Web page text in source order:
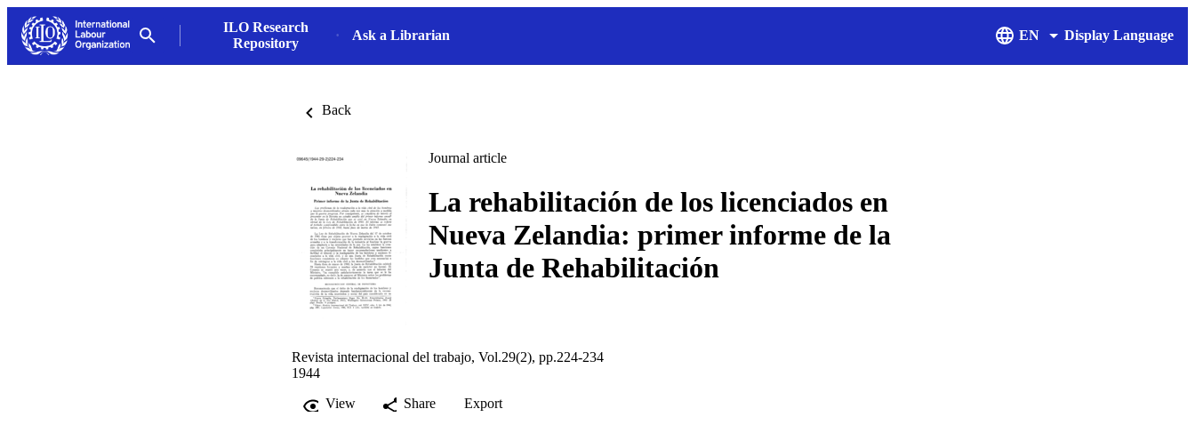
ILO Research
Repository
Ask a Librarian EN Display Language
Back
Journal article
La rehabilitación de los licenciados en
Nueva Zelandia: primer informe de la
Junta de Rehabilitación
Revista internacional del trabajo, Vol.29(2), pp.224-234
1944
View
Share Export